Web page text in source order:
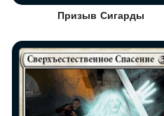
Призыв Сигарды